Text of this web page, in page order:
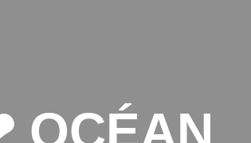
OCÉAN